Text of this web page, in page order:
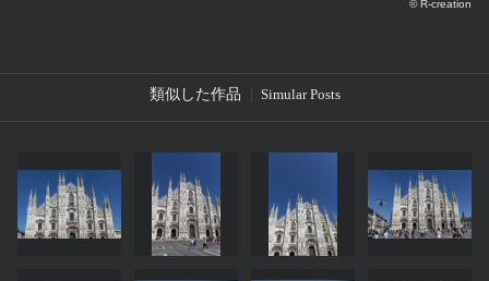
© R-creation
類似した作品 Simular Posts